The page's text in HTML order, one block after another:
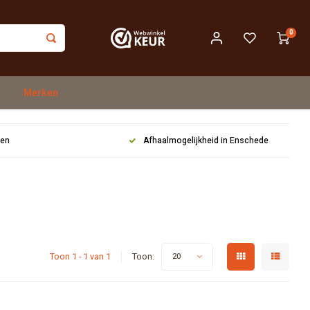
0
Merken
Afhaalmogelijkheid in Enschede
Toon 1 - 1 van 1 Toon: 20